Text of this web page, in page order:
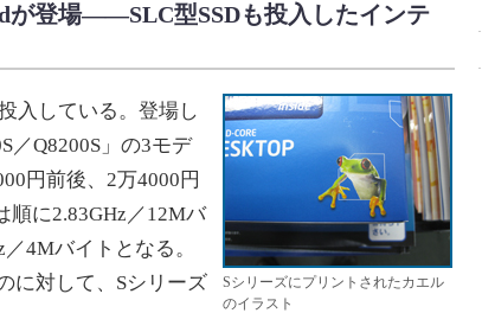
が登場――SLC型SSDも投入したインテ
Sシリーズにプリントされたカエル
のイラスト
入している。登場し
／Q8200S」の3モデ
円前後、2万4000円
順に2.83GHz／12Mバ
4Mバイトとなる。
に対して、Sシリーズ